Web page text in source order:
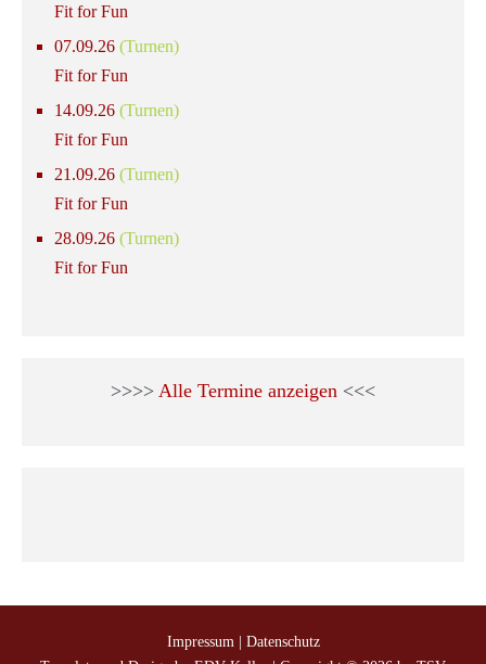
Fit for Fun
07.09.26 (Turnen)
Fit for Fun
14.09.26 (Turnen)
Fit for Fun
21.09.26 (Turnen)
Fit for Fun
28.09.26 (Turnen)
Fit for Fun
>>>> Alle Termine anzeigen <<<
Impressum
Datenschutz